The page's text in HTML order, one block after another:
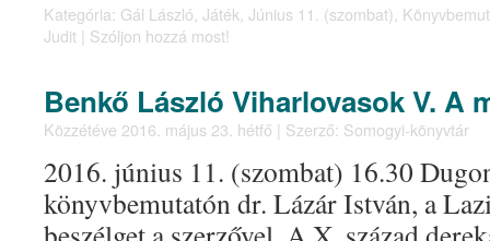
Kategória: Gál László Játék Június 11. (szombat)
Judit | Szóljon hozzá most!
Benkő László Viharlovasok V. A
Közzétéve 2016. május 23. hétfő | Szerző: Somogyi-könyvtár
2016. június 11. (szombat) 16.30
könyvbemutatón dr. Lázár István, a